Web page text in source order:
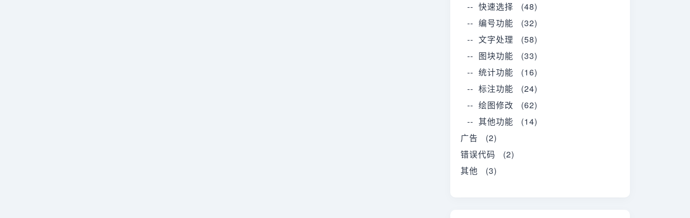
-- 快速选择 (48)
-- 编号功能 (32)
-- 文字处理 (58)
-- 图块功能 (33)
-- 统计功能 (16)
-- 标注功能 (24)
-- 绘图修改 (62)
-- 其他功能 (14)
广告 (2)
错误代码 (2)
其他 (3)